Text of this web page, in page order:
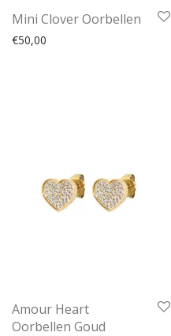
Mini Clover Oorbellen
€50,00
Amour Heart
Oorbellen Goud